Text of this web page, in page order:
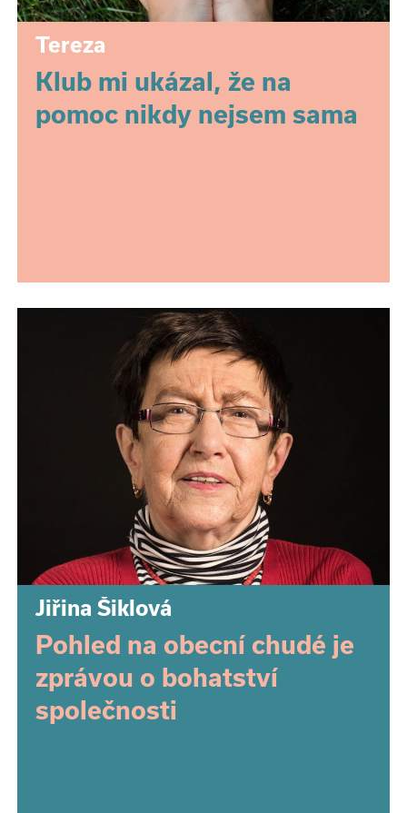
Tereza
Klub mi ukázal, že na
pomoc nikdy nejsem sama
Jiřina Šiklová
Pohled na obecní chudé je
zprávou o bohatství
společnosti